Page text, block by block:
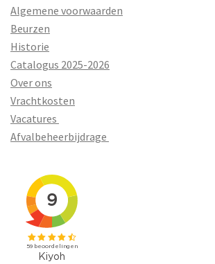
Algemene voorwaarden
Beurzen
Historie
Catalogus 2025-2026
Over ons
Vrachtkosten
Vacatures
Afvalbeheerbijdrage